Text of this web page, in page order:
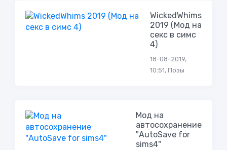
WickedWhims
2019 (Мод на
секс в симс
4)
18-08-2019,
10:51, Позы
Мод на
автосохранение
"AutoSave for
sims4"